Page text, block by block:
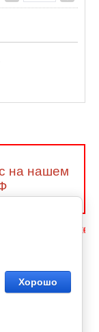
на нашем
заказ,
Хорошо